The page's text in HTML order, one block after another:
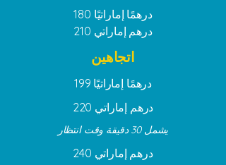
180 درهمًا إماراتيًا
210 درهم إماراتي
اتجاهين
199 درهمًا إماراتيًا
220 درهم إماراتي
يشمل 30 دقيقة وقت انتظار
240 درهم إماراتي